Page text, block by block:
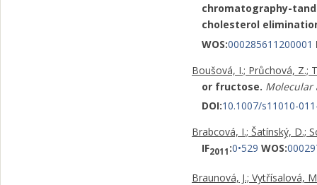
chromatography-
cholesterol
WOS:000285611200001
Boušová, I.; Průchová, Z.;
or fructose. Molecular
DOI:10.1007/s11010-
Brabcová, I.; Šatínský, D.;
IF2011 :0•529 WOS:
Braunová, J.; Vytřísalová,